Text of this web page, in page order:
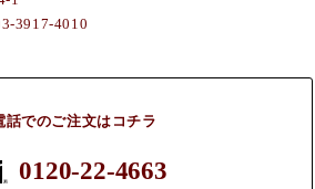
3917-4010
話でのご注文はコチラ
0120-22-4663